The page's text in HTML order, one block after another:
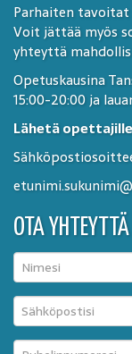
Parhaiten
Voit jättää myös
yhteyttä
Opetuskausina
15:00-20:00 ja
Lähetä
OTA YHTEYTTÄ